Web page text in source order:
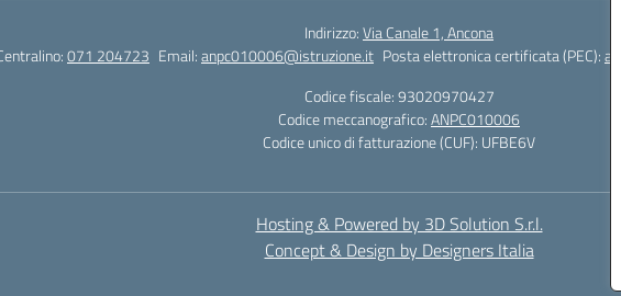
Indirizzo:Via Canale 1, Ancona
071 204723 Email:anpc010006@istruzione.it Posta elettronica certificata (PEC):
Codice fiscale: 93020970427
Codice meccanografico:ANPC010006
Codice unico di fatturazione (CUF): UFBE6V
Hosting & Powered by 3D Solution S.r.l.
Concept & Design by Designers Italia